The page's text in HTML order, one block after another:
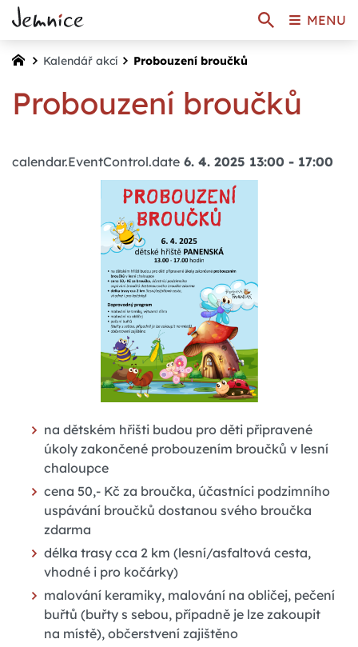
Kalendář akcí Probouzení broučků
Probouzení broučků
calendar.EventControl.date 6. 4. 2025 13:00 - 17:00
na dětském hřišti budou pro děti připravené
úkoly zakončené probouzením broučků v lesní
chaloupce
cena 50,- Kč za broučka, účastníci podzimního
uspávání broučků dostanou svého broučka
zdarma
délka trasy cca 2 km (lesní/asfaltová cesta,
vhodné i pro kočárky)
malování keramiky, malování na obličej, pečení
buřtů (buřty s sebou, případně je lze zakoupit
na místě), občerstvení zajištěno
MENU